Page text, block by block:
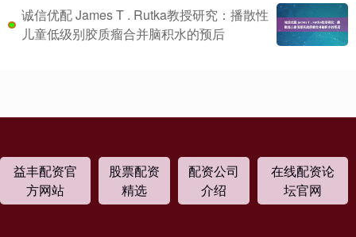
诚信优配 James T . Rutka教授研究：播散性
儿童低级别胶质瘤合并脑积水的预后
益丰配资官
方网站
股票配资
精选
配资公司
介绍
在线配资论
坛官网